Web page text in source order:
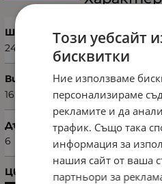
Ширина (см)
24
Височина (см)
16
Дълбочина (см)
6
Цвят
Този уебсайт
бисквитки
Ние използваме
персонализираме
рекламите и да
трафик. Също така
информация за
нашия сайт от ваша
партньори за